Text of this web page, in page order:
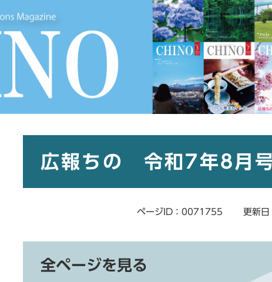
広報ちの 令和7年8月
ページID：0071755 更新
全ページを見る